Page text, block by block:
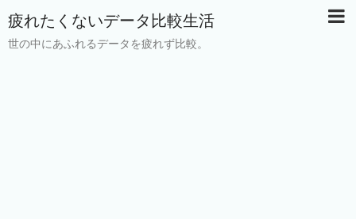
疲れたくないデータ比較生活
世の中にあふれるデータを疲れず比較。